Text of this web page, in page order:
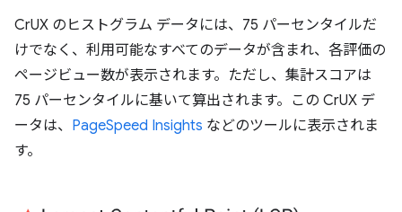
CrUX のヒストグラム データには、75 パーセンタイルだ
けでなく、利用可能なすべてのデータが含まれ、各評価の
ページビュー数が表示されます。ただし、集計スコアは
75 パーセンタイルに基いて算出されます。この CrUX デ
ータは、 PageSpeed Insights などのツールに表示されま
す。